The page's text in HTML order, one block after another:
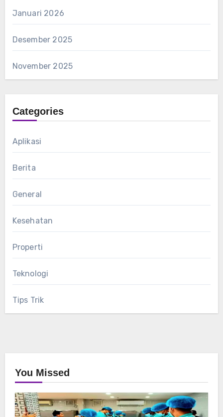
Januari 2026
Desember 2025
November 2025
Categories
Aplikasi
Berita
General
Kesehatan
Properti
Teknologi
Tips Trik
You Missed